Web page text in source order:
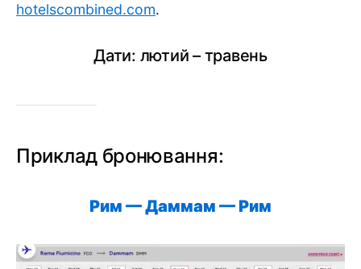
hotelscombined.com.
Дати: лютий – травень
Приклад бронювання:
Рим — Даммам — Рим